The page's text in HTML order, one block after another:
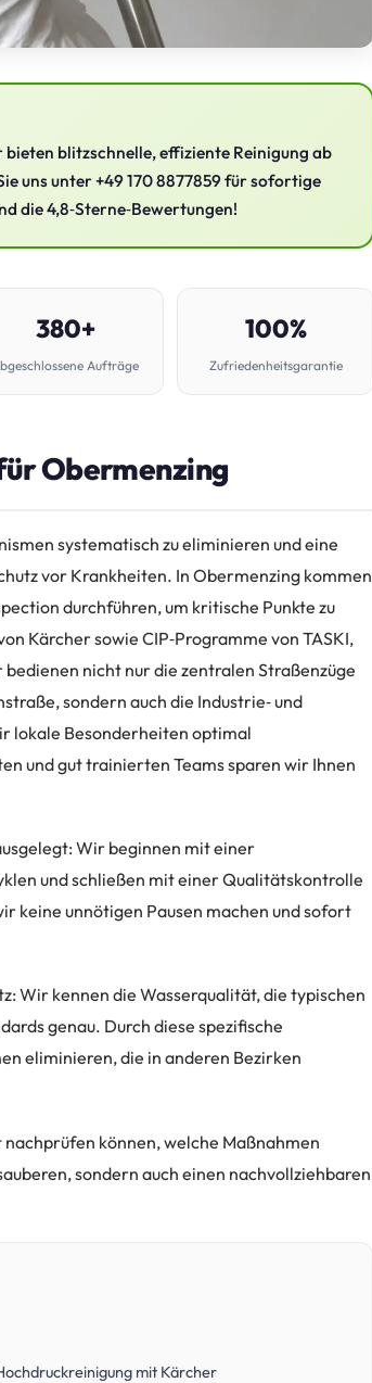
blitzschnelle, effiziente Reinigung ab
uns unter +49 170 8877859 für sofortige
die 4,8‑Sterne‑Bewertungen!
380+
Aufträge
100%
Zufriedenheitsgarantie
Obermenzing
systematisch zu eliminieren und eine
vor Krankheiten. In Obermenzing kommen
durchführen, um kritische Punkte zu
Kärcher sowie CIP‑Programme von TASKI,
nicht nur die zentralen Straßenzüge
sondern auch die Industrie‑ und
lokale Besonderheiten optimal
und gut trainierten Teams sparen wir Ihnen
Wir beginnen mit einer
und schließen mit einer Qualitätskontrolle
keine unnötigen Pausen machen und sofort
Wir kennen die Wasserqualität, die typischen
genau. Durch diese spezifische
eliminieren, die in anderen Bezirken
können, welche Maßnahmen
sondern auch einen nachvollziehbaren
mit Kärcher